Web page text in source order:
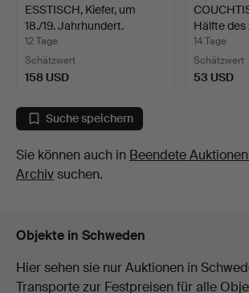
ESSTISCH, Kiefer, um
18./19. Jahrhundert.
12 Tage
Schätzwert
158 USD
Hälfte
14 Tage
Schätzwert
53 USD
Suche speichern
Sie können auch in Beendete
Archivsuchen.
Objekte in Schweden
Hier sehen sie nur Auktionen in
Transporte zur Festpreisen für alle